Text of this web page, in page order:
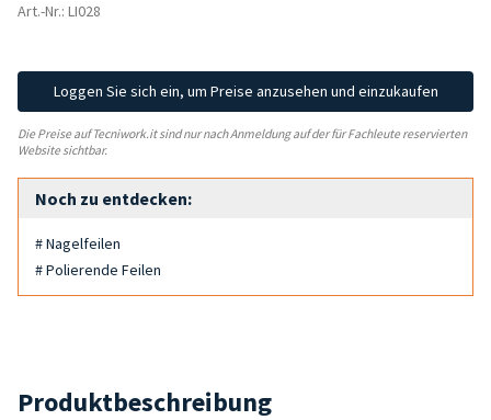
Art.-Nr.: LI028
Loggen Sie sich ein, um Preise anzusehen und einzukaufen
Die Preise auf Tecniwork.it sind nur nach Anmeldung auf der für Fachleute reservierten
Website sichtbar.
Noch zu entdecken:
# Nagelfeilen
# Polierende Feilen
Produktbeschreibung